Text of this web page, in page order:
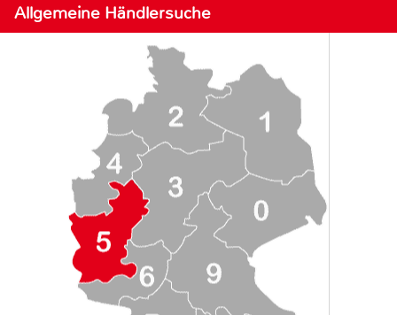
Allgemeine Händlersuche